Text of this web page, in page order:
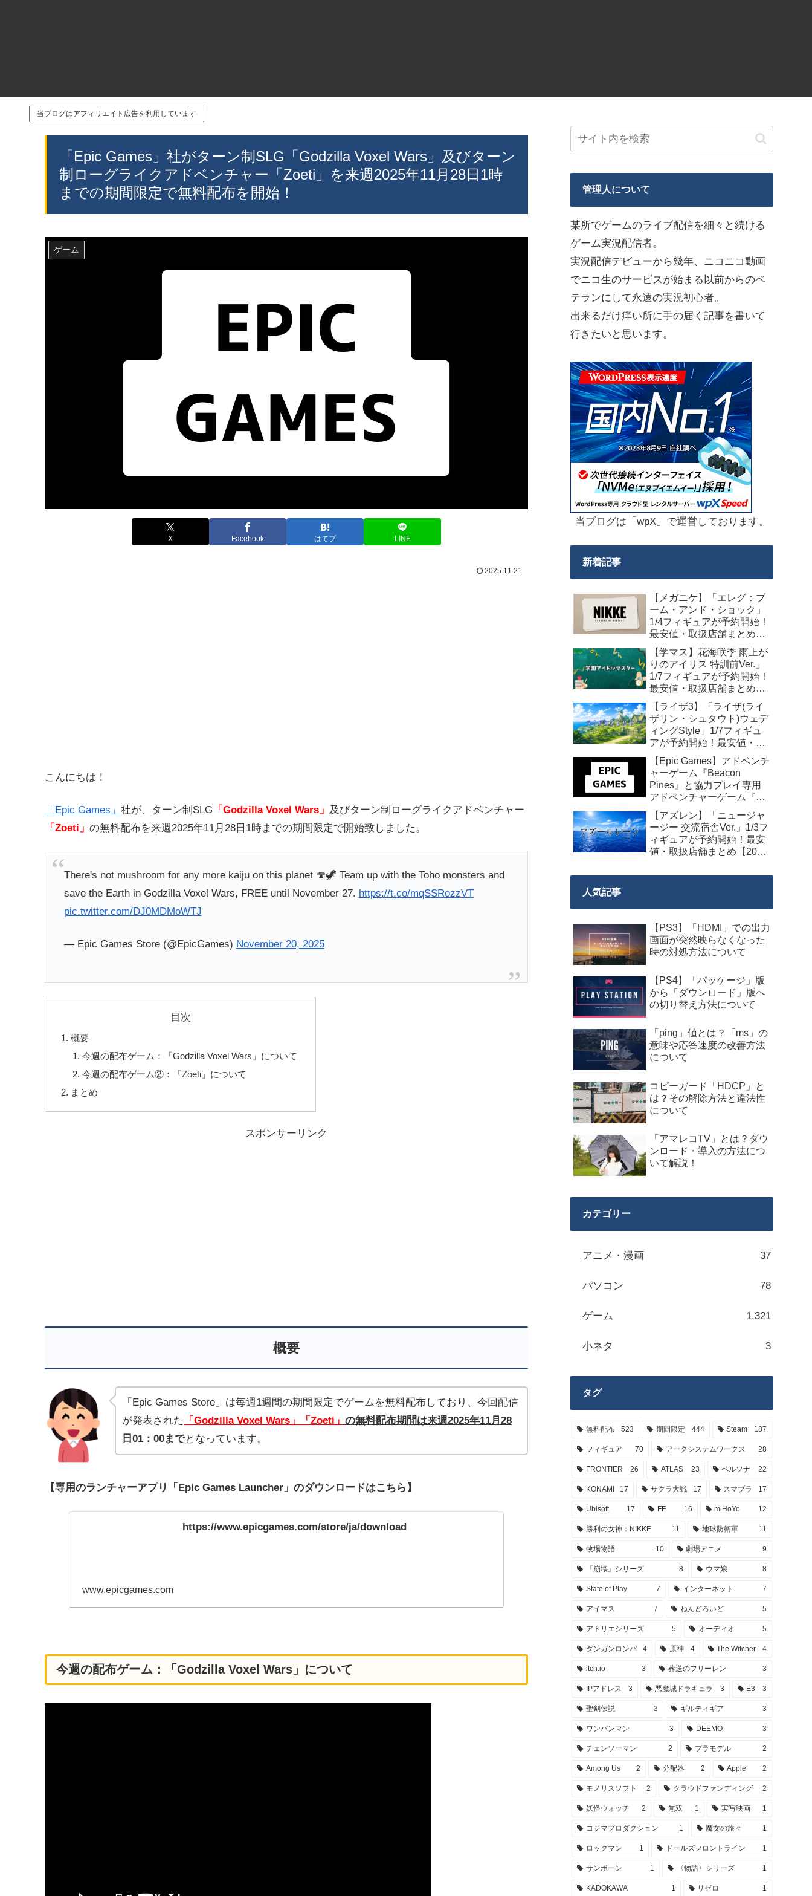
当ブログはアフィリエイト広告を利用しています
「Epic Games」社がターン制SLG「Godzilla Voxel Wars」及びターン
制ローグライクアドベンチャー「Zoeti」を来週2025年11月28日1時
までの期間限定で無料配布を開始！
ゲーム
X Facebook はてブ LINE
2025.11.21
こんにちは！
「Epic Games」 社が、ターン制SLG 「Godzilla Voxel Wars 」 及びターン制ローグライクアドベンチャー
「Zoeti」 の無料配布を来週2025年11月28日1時までの期間限定で開始致しました。
There's not mushroom for any more kaiju on this planet 🍄🦖 Team up with the Toho monsters and
save the Earth in Godzilla Voxel Wars, FREE until November 27. https://t.co/mqSSRozzVT
pic.twitter.com/DJ0MDMoWTJ
— Epic Games Store (@EpicGames) November 20, 2025
目次
概要
今週の配布ゲーム：「Godzilla Voxel Wars」について
今週の配布ゲーム②：「Zoeti」について
まとめ
スポンサーリンク
概要
「Epic Games Store」は毎週1週間の期間限定でゲームを無料配布しており、今回配信
が発表された
「Godzilla Voxel Wars」「Zoeti」 の無料配布期間は来週2025年11月28
日01：00までとなっています。
【専用のランチャーアプリ「Epic Games Launcher」のダウンロードはこちら】
https://www.epicgames.com/store/ja/download
www.epicgames.com
今週の配布ゲーム：「Godzilla Voxel Wars」について
管理人について
某所でゲームのライブ配信を細々と続ける
ゲーム実況配信者。
実況配信デビューから幾年、ニコニコ動画
でニコ生のサービスが始まる以前からのベ
テランにして永遠の実況初心者。
出来るだけ痒い所に手の届く記事を書いて
行きたいと思います。
当ブログは「wpX」で運営しております。
新着記事
【メガニケ】「エレグ：ブ
ーム・アンド・ショック」
1/4フィギュアが予約開始！
最安値・取扱店舗まとめ
【2027年10月発売】
【学マス】花海咲季 雨上が
りのアイリス 特訓前Ver.」
1/7フィギュアが予約開始！
最安値・取扱店舗まとめ
【2027年4月発売】
【ライザ3】「ライザ(ライ
ザリン・シュタウト)ウェデ
ィングStyle」1/7フィギュ
アが予約開始！最安値・取
扱店舗まとめ【2027年4月
発売】
【Epic Games】アドベンチ
ャーゲーム『Beacon
Pines』と協力プレイ専用
アドベンチャーゲーム『We
Were Here Together』の無
料配布が来週2026年8月14
日午前0時までの期間限定
で開始！
【アズレン】「ニュージャ
ージー 交流宿舎Ver.」1/3フ
ィギュアが予約開始！最安
値・取扱店舗まとめ【2027
人気記事
【PS3】「HDMI」での出力
画面が突然映らなくなった
時の対処方法について
【PS4】「パッケージ」版
から「ダウンロード」版へ
の切り替え方法について
「ping」値とは？「ms」の
意味や応答速度の改善方法
について
コピーガード「HDCP」と
は？その解除方法と違法性
について
「アマレコTV」とは？ダウ
ンロード・導入の方法につ
いて解説！
カテゴリー
アニメ・漫画 37
パソコン 78
ゲーム 1,321
小ネタ 3
タグ
無料配布 523 期間限定 444 Steam 187
フィギュア 70 アークシステムワークス 28
FRONTIER 26 ATLAS 23 ペルソナ 22
KONAMI 17 サクラ大戦 17 スマブラ 17
Ubisoft 17 FF 16 miHoYo 12
勝利の女神：NIKKE 11 地球防衛軍 11
牧場物語 10 劇場アニメ 9
『崩壊』シリーズ 8 ウマ娘 8
State of Play 7 インターネット 7
アイマス 7 ねんどろいど 5
アトリエシリーズ 5 オーディオ 5
ダンガンロンパ 4 原神 4 The Witcher 4
itch.io 3 葬送のフリーレン 3
IPアドレス 3 悪魔城ドラキュラ 3 E3 3
聖剣伝説 3 ギルティギア 3
ワンパンマン 3 DEEMO 3
チェンソーマン 2 プラモデル 2
Among Us 2 分配器 2 Apple 2
モノリスソフト 2 クラウドファンディング 2
妖怪ウォッチ 2 無双 1 実写映画 1
コジマプロダクション 1 魔女の旅々 1
ロックマン 1 ドールズフロントライン 1
サンボーン 1 〈物語〉シリーズ 1
KADOKAWA 1 リゼロ 1